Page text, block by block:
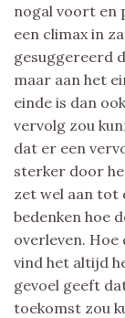
nogal voort en
een climax in
gesuggereerd
maar aan het
einde is dan
vervolg zou
dat er een
sterker door
zet wel aan tot
bedenken hoe
overleven.
vind het altijd
gevoel geeft
toekomst zou